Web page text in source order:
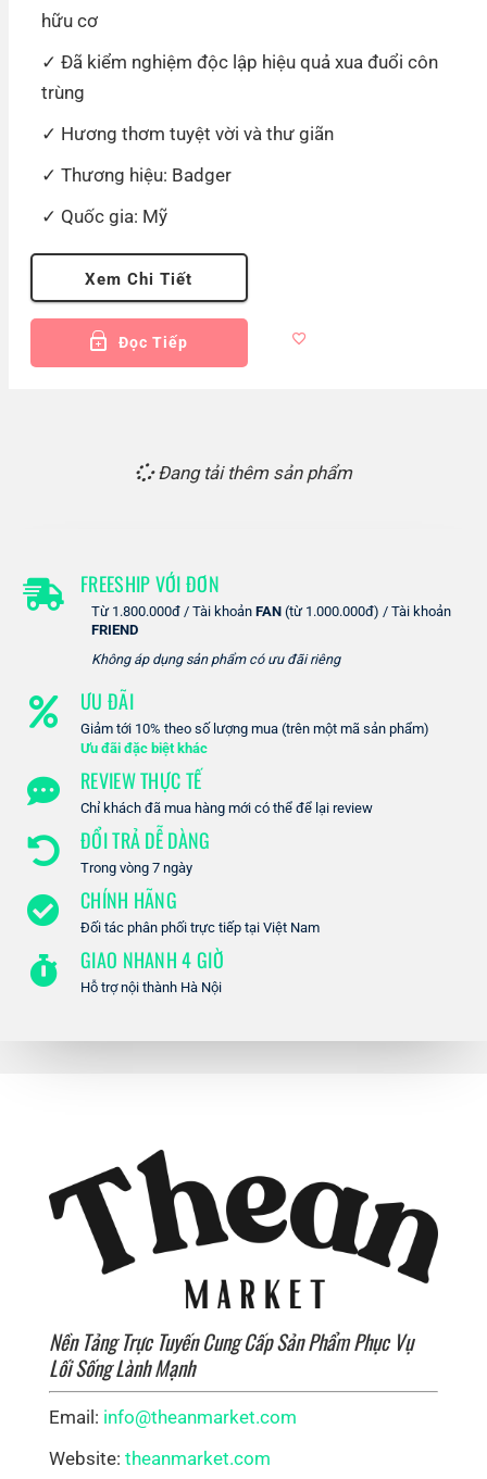
hữu cơ
Đã kiểm nghiệm độc lập hiệu quả xua đuổi côn
trùng
Hương thơm tuyệt vời và thư giãn
Thương hiệu: Badger
Quốc gia: Mỹ
Xem Chi Tiết
Đọc Tiếp
Đang tải thêm sản phẩm
FREESHIP VỚI ĐƠN
Từ 1.800.000đ / Tài khoản FAN (từ 1.000.000đ) / Tài khoản
FRIEND
Không áp dụng sản phẩm có ưu đãi riêng
ƯU ĐÃI
Giảm tới 10% theo số lượng mua (trên một mã sản phẩm)
Ưu đãi đặc biệt khác
REVIEW THỰC TẾ
Chỉ khách đã mua hàng mới có thể để lại review
ĐỔI TRẢ DỄ DÀNG
Trong vòng 7 ngày
CHÍNH HÃNG
Đối tác phân phối trực tiếp tại Việt Nam
GIAO NHANH 4 GIỜ
Hỗ trợ nội thành Hà Nội
Nền Tảng Trực Tuyến Cung Cấp Sản Phẩm Phục Vụ
Lối Sống Lành Mạnh
Email: info@theanmarket.com
Website: theanmarket.com